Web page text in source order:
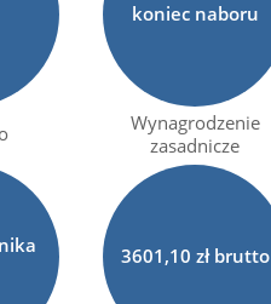
koniec naboru
Wynagrodzenie
zasadnicze
3601,10 zł brutto